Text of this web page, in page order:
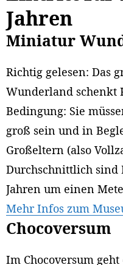
Jahren
Miniatur
Richtig gelesen: Das
Wunderland
Bedingung: Sie
groß sein und in
Großeltern (also
Durchschnittlich sind
Jahren um einen
Mehr Infos zum
Chocoversum
Im Chocoversum